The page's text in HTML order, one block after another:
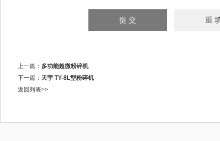
上一篇： 多功能超微粉碎机
下一篇： 天宇 TY-8L型粉碎机
返回列表>>